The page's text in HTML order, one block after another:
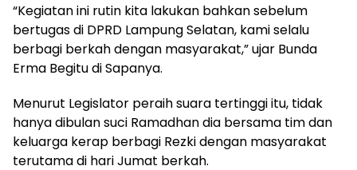
“Kegiatan ini rutin kita lakukan bahkan sebelum
bertugas di DPRD Lampung Selatan, kami selalu
berbagi berkah dengan masyarakat,” ujar Bunda
Erma Begitu di Sapanya.
Menurut Legislator peraih suara tertinggi itu, tidak
hanya dibulan suci Ramadhan dia bersama tim dan
keluarga kerap berbagi Rezki dengan masyarakat
terutama di hari Jumat berkah.